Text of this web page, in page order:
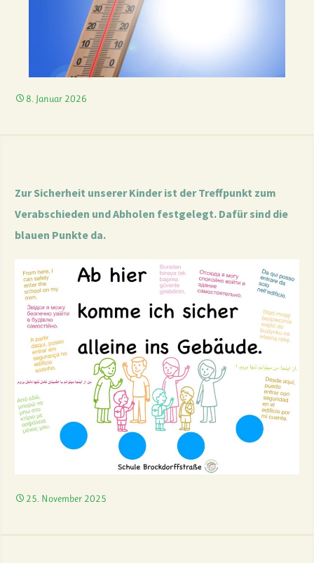
8. Januar 2026
Zur Sicherheit unserer Kinder ist der Treffpunkt zum
Verabschieden und Abholen festgelegt. Dafür sind die
blauen Punkte da.
25. November 2025